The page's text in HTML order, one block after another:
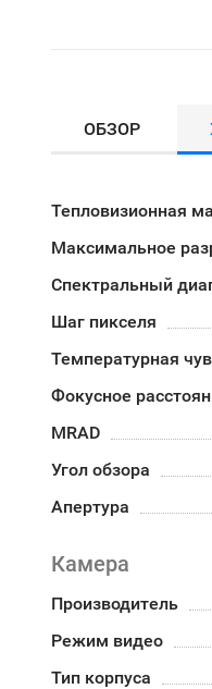
ОБЗОР
Тепловизионная
Максимальное
Спектральный
Шаг пикселя
Температурная
Фокусное
MRAD
Угол обзора
Апертура
Камера
Производитель
Режим видео
Тип корпуса